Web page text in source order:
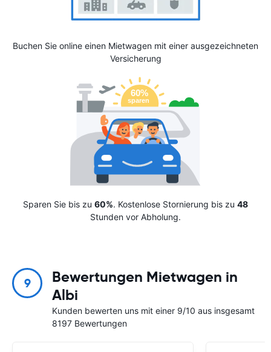
Buchen Sie online einen Mietwagen mit einer ausgezeichneten
Versicherung
Sparen Sie bis zu 60%. Kostenlose Stornierung bis zu 48
Stunden vor Abholung.
9
Bewertungen Mietwagen in
Albi
Kunden bewerten uns mit einer 9/10 aus insgesamt
8197 Bewertungen